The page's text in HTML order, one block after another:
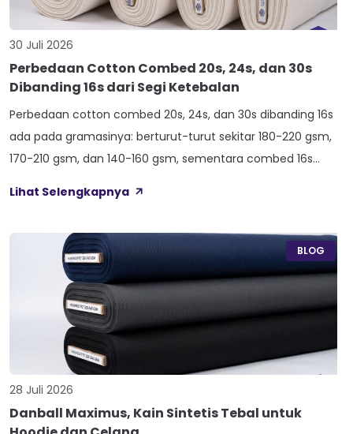
30 Juli 2026
Perbedaan Cotton Combed 20s, 24s, dan 30s
Dibanding 16s dari Segi Ketebalan
Perbedaan cotton combed 20s, 24s, dan 30s dibanding 16s
ada pada gramasinya: berturut-turut sekitar 180-220 gsm,
170-210 gsm, dan 140-160 gsm, sementara combed 16s
satu kaos terasa berat dan kokoh, sedangkan kaos lain
konveksi baru tertukar […]
Lihat Selengkapnya
BLOG
28 Juli 2026
Danball Maximus, Kain Sintetis Tebal untuk